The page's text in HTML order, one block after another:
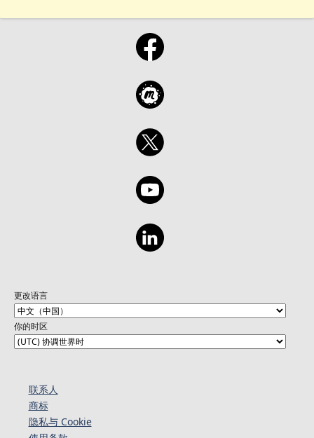
更改语言
你的时区
联系人
商标
隐私与 Cookie